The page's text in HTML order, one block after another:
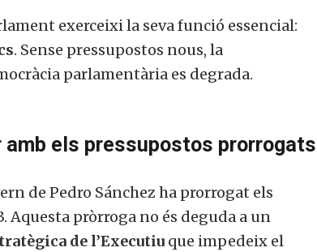
exerceixi la seva funció essencial:
. Sense pressupostos nous, la
parlamentària es degrada.
amb els pressupostos prorrogats
de Pedro Sánchez ha prorrogat els
Aquesta pròrroga no és deguda a un
de l’Executiu que impedeix el